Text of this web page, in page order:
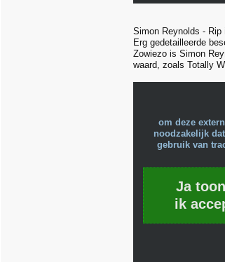
Simon Reynolds -
Erg gedetailleerde
Zowiezo is Simon
waard, zoals Totally
om deze
noodzakelijk
gebruik van
Ja
ik